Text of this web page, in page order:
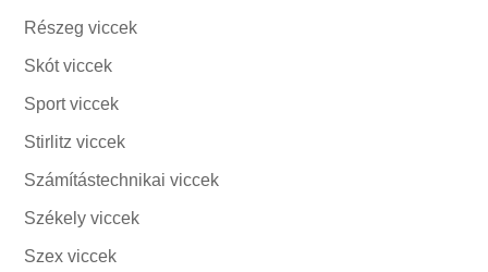
Részeg viccek
Skót viccek
Sport viccek
Stirlitz viccek
Számítástechnikai viccek
Székely viccek
Szex viccek